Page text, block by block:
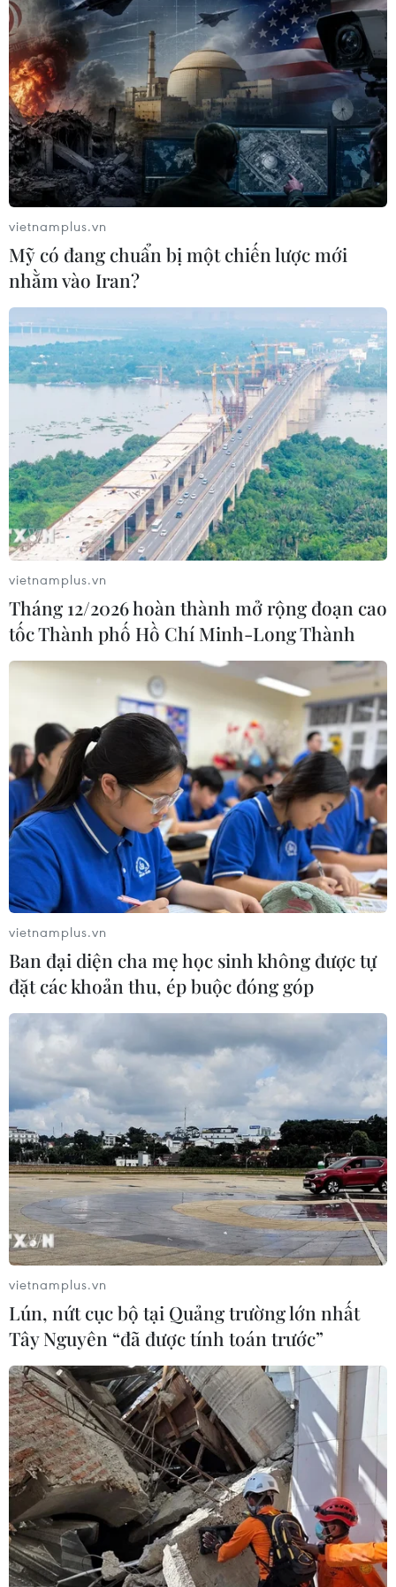
TIN CÙNG CHUYÊN MỤC
Mỹ có đang chuẩn bị một
chiến lược mới nhằm vào Iran?
07/08/2026 10:08
Mỹ can thiệp khẩn cấp, ngăn
Israel mở rộng đòn trừng phạt
Hezbollah
07/08/2026 02:31
vietnamplus.vn
Mỹ có đang chuẩn bị một chiến lược mới
nhằm vào Iran?
vietnamplus.vn
Tháng 12/2026 hoàn thành mở rộng đoạn cao
tốc Thành phố Hồ Chí Minh-Long Thành
vietnamplus.vn
Ban đại diện cha mẹ học sinh không được tự
đặt các khoản thu, ép buộc đóng góp
vietnamplus.vn
Lún, nứt cục bộ tại Quảng trường lớn nhất
Tây Nguyên “đã được tính toán trước”